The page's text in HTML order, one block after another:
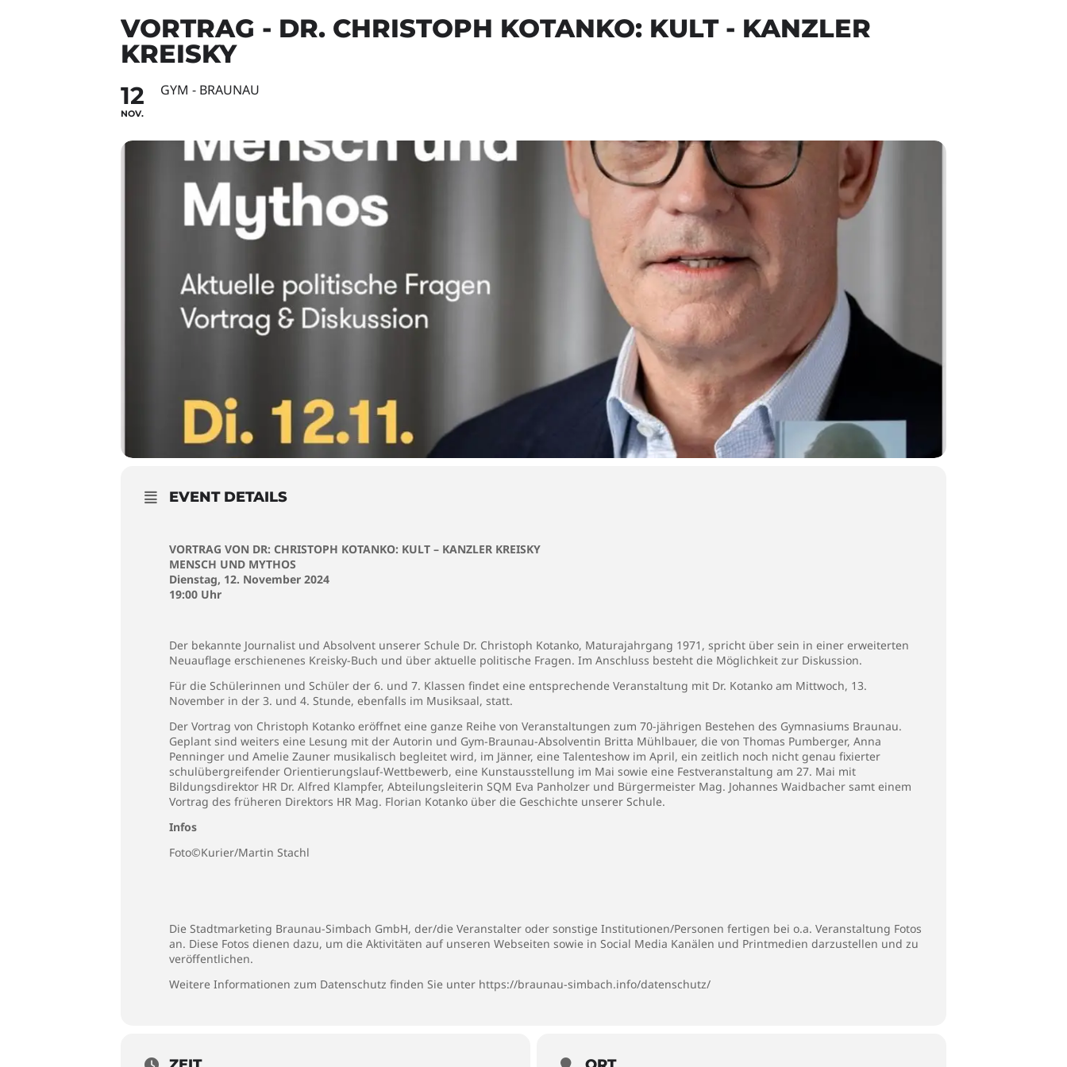
VORTRAG - DR. CHRISTOPH KOTANKO: KULT - KANZLER
KREISKY
12
NOV.
GYM - BRAUNAU
EVENT DETAILS
VORTRAG VON DR: CHRISTOPH KOTANKO: KULT – KANZLER KREISKY
MENSCH UND MYTHOS
Dienstag, 12. November 2024
19:00 Uhr
Der bekannte Journalist und Absolvent unserer Schule Dr. Christoph Kotanko, Maturajahrgang 1971, spricht über sein in einer erweiterten
Neuauflage erschienenes Kreisky-Buch und über aktuelle politische Fragen. Im Anschluss besteht die Möglichkeit zur Diskussion.
Für die Schülerinnen und Schüler der 6. und 7. Klassen findet eine entsprechende Veranstaltung mit Dr. Kotanko am Mittwoch, 13.
November in der 3. und 4. Stunde, ebenfalls im Musiksaal, statt.
Der Vortrag von Christoph Kotanko eröffnet eine ganze Reihe von Veranstaltungen zum 70-jährigen Bestehen des Gymnasiums Braunau.
Geplant sind weiters eine Lesung mit der Autorin und Gym-Braunau-Absolventin Britta Mühlbauer, die von Thomas Pumberger, Anna
Penninger und Amelie Zauner musikalisch begleitet wird, im Jänner, eine Talenteshow im April, ein zeitlich noch nicht genau fixierter
schulübergreifender Orientierungslauf-Wettbewerb, eine Kunstausstellung im Mai sowie eine Festveranstaltung am 27. Mai mit
Bildungsdirektor HR Dr. Alfred Klampfer, Abteilungsleiterin SQM Eva Panholzer und Bürgermeister Mag. Johannes Waidbacher samt einem
Vortrag des früheren Direktors HR Mag. Florian Kotanko über die Geschichte unserer Schule.
Infos
Foto©Kurier/Martin Stachl
Die Stadtmarketing Braunau-Simbach GmbH, der/die Veranstalter oder sonstige Institutionen/Personen fertigen bei o.a. Veranstaltung Fotos
an. Diese Fotos dienen dazu, um die Aktivitäten auf unseren Webseiten sowie in Social Media Kanälen und Printmedien darzustellen und zu
veröffentlichen.
Weitere Informationen zum Datenschutz finden Sie unter https://braunau-simbach.info/datenschutz/